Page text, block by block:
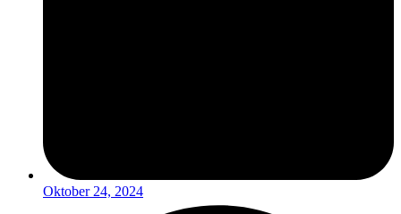
Oktober 24, 2024